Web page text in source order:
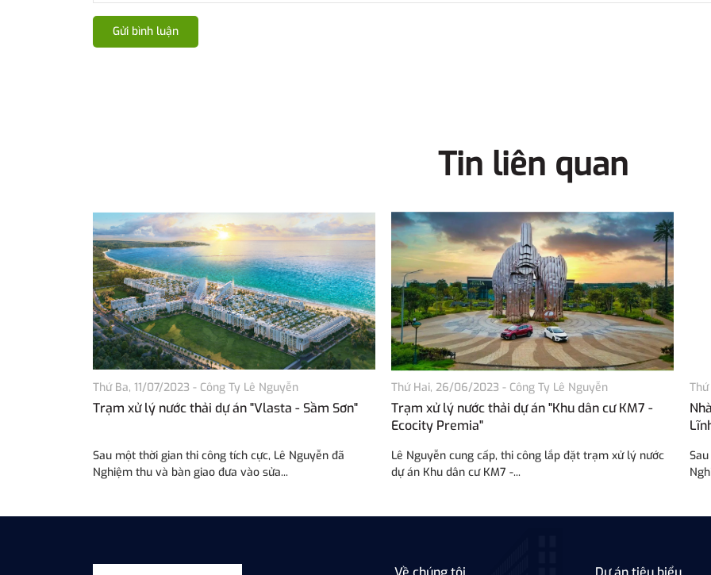
Gửi bình luận
Tin liên quan
Thứ Ba, 11/07/2023 - Công Ty Lê Nguyễn
Trạm xử lý nước thải dự án "Vlasta - Sầm Sơn"
Sau một thời gian thi công tích cực, Lê Nguyễn đã
Nghiệm thu và bàn giao đưa vào sửa...
Thứ Hai, 26/06/2023 - Công Ty Lê Nguyễn
Trạm xử lý nước thải dự án "Khu dân cư KM7 -
Ecocity Premia"
Lê Nguyễn cung cấp, thi công lắp đặt trạm xử lý nước
dự án Khu dân cư KM7 -...